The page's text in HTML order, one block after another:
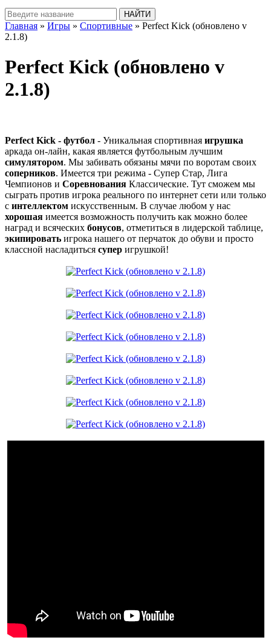
Главная » Игры » Спортивные » Perfect Kick (обновлено v
2.1.8)
Perfect Kick (обновлено v
2.1.8)
Perfect Kick - футбол - Уникальная спортивная игрушка
аркада он-лайн, какая является футбольным лучшим
симулятором. Мы забивать обязаны мячи по воротам своих
соперников. Имеется три режима - Супер Стар, Лига
Чемпионов и Соревнования Классические. Тут сможем мы
сыграть против игрока реального по интернет сети или только
с интеллектом искусственным. В случае любом у нас
хорошая имеется возможность получить как можно более
наград и всяческих бонусов, отметиться в лидерской таблице,
экипировать игрока нашего от перчаток до обуви и просто
классной насладиться супер игрушкой!